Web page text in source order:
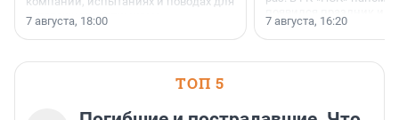
осторожного оптимизма.
7 августа, 18:00
поменялась роль
7 августа, 16:20
ТОП 5